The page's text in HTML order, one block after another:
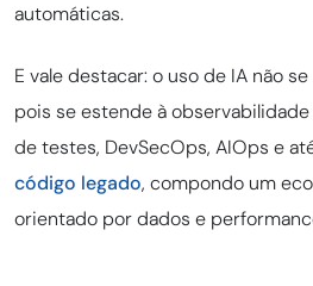
automáticas.
E vale destacar: o uso de IA não
pois se estende à
de testes, DevSecOps, AIOps e
código legado, compondo um
orientado por dados e